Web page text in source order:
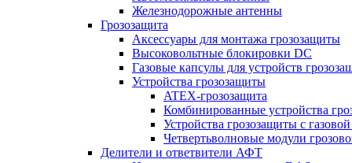
Железнодорожные антенны
Грозозащита
Аксессуары для монтажа грозозащиты
Высоковольтные блокировки DC
Газовые капсулы для устройств
Устройства грозозащиты
ATEX-грозозащита
Комбинированные устройства
Устройства грозозащиты с
Четвертьволновые модули
Делители и ответвители АФТ